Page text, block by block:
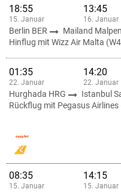
18:55
15. Januar
13:45
16. Januar
Berlin BER Mailand
Hinflug mit Wizz Air Malta
01:35
22. Januar
14:20
22. Januar
Hurghada HRG Istanbul
Rückflug mit Pegasus Airlines
08:35
15. Januar
14:15
15. Januar